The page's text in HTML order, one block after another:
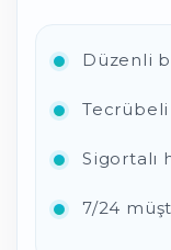
Düzenli
Sigortalı
7/24